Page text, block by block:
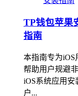
TP钱包苹果
指南
本指南专为iOS
帮助用户规避
iOS系统应用安
户...